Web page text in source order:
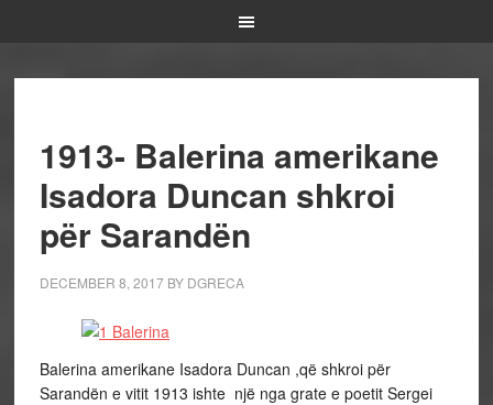
1913- Balerina amerikane
Isadora Duncan shkroi
për Sarandën
DECEMBER 8, 2017BY DGRECA
Balerina amerikane Isadora Duncan ,që shkroi për
Sarandën e vitit 1913 ishte një nga grate e poetit Sergei